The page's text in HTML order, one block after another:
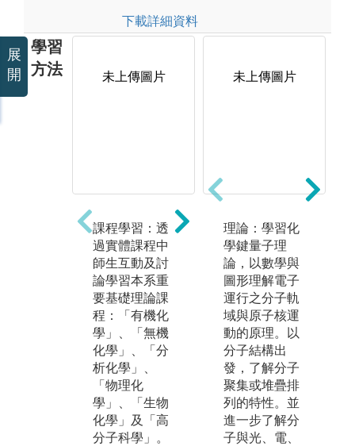
下載詳細資料
學習
方法
未上傳圖片
課程學習：透
過實體課程中
師生互動及討
論學習本系重
要基礎理論課
程：「有機化
學」、「無機
化學」、「分
析化學」、
「物理化
學」、「生物
化學」及「高
分子科學」。
未上傳圖片
本系鼓勵學生
以不增加(或僅
少量增加)畢業
學分的前提
下，依自身的
學習、研究興
趣，搭配第二
專長學系之核
心課程模組化
設計，透過選
修跨領域彈性
學分，加深學
習深度及廣
未上傳圖片
理論：學習化
學鍵量子理
論，以數學與
圖形理解電子
運行之分子軌
域與原子核運
動的原理。以
分子結構出
發，了解分子
聚集或堆疊排
列的特性。並
進一步了解分
子與光、電、
展
開